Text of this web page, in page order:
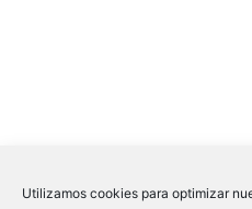
Utilizamos cookies para optimizar